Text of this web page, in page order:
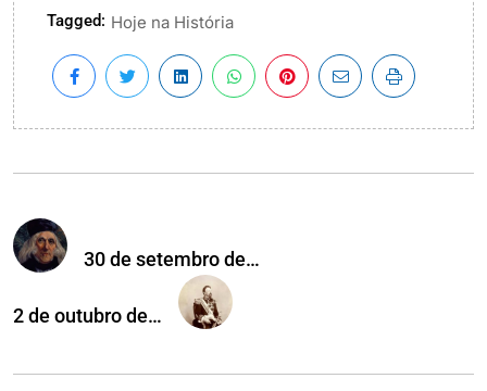
Tagged: Hoje na História
30 de setembro de…
2 de outubro de…